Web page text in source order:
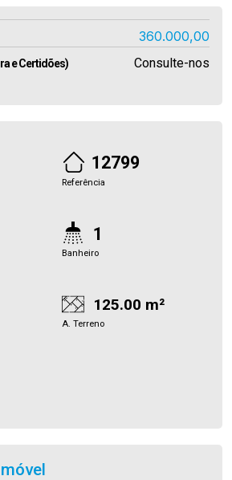
360.000,00
e Certidões) Consulte-nos
12799
Referência
1
Banheiro
125.00 m²
A. Terreno